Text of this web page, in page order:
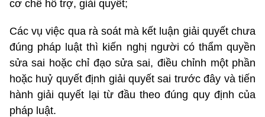
cơ chế hỗ trợ, giải quyết;
Các vụ việc qua rà soát mà kết luận giải quyết chưa
đúng pháp luật thì kiến nghị người có thẩm quyền
sửa sai hoặc chỉ đạo sửa sai, điều chỉnh một phần
hoặc huỷ quyết định giải quyết sai trước đây và tiến
hành giải quyết lại từ đầu theo đúng quy định của
pháp luật.